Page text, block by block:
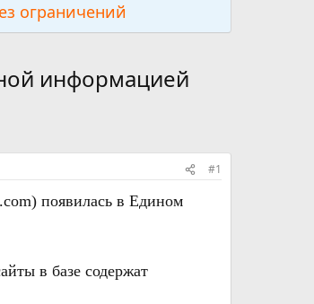
ограничений
информацией
#1
появилась в Едином
в базе содержат